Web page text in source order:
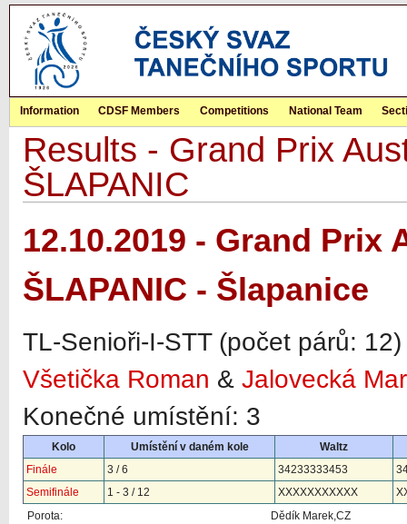
Information CDSF Members Competitions National Team
Results - Grand Prix
ŠLAPANIC
12.10.2019 - Grand Prix
ŠLAPANIC - Šlapanice
TL-Senioři-I-STT (počet párů:
Všetička Roman & Jalovecká
Konečné umístění: 3
Kolo Umístění v daném kole
Waltz
Finále
3 / 6 34233333453
Semifinále
1 - 3 / 12 XXXXXXXXXXX
Porota:
Dědík Marek,CZ